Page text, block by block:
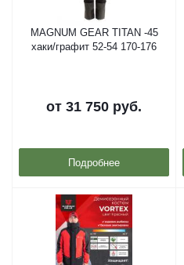
MAGNUM GEAR TITAN -45
хаки/графит 52-54 170-176
от 31 750 руб.
Подробнее